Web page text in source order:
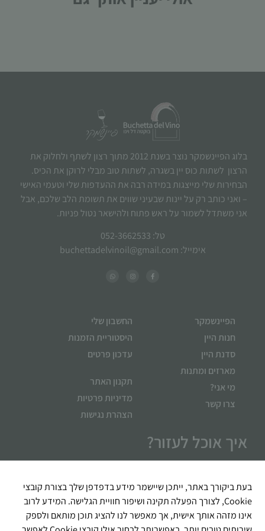
בלוג הפיינשמקר נוצר בשנת 2012 מתוך רצון לשתף ולחלוק את
הרצון לשתות כוס יין בשגרה, לשתות טוב מבלי לרוקן את הכיס.
הבחירות שלי מייצגות במידה רבה את ההעדפות שלי וטעמי האישי
– ואני כותב רק על יינות שבעיני שווים את תשומת הלב שלכם, אבל
אני משתדל לשמור על ראש פתוח ולהישאר נטול פניות.
טל: 052-3662533
אימייל: buchettadelvinoil@gmail.com
הפיינשמקר
חנות היין
סדנת היין
מארזים ומתנות
מי אני?
צרו קשר
החשבון שלי
היסטוריית הזמנות
עדכון פרטים
תקנון האתר
מדיניות פרטיות
הצהרת נגישות
איך אוכל לעזור?
בעת ביקורך באתר, ייתכן שיישמר מידע בדפדפן שלך בצורת קובצי
Cookie, לצורך הפעלה תקינה ושיפור חוויית הגלישה. המידע לרוב
אינו מזהה אותך אישית, אך מאפשר לנו להציג תוכן מותאם ולספק